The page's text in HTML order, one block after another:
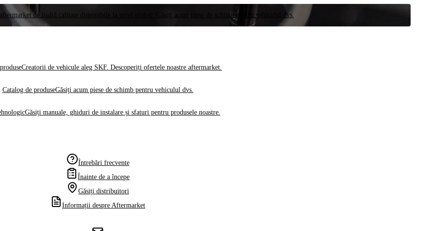
de înaltă calitate disponibile la nivel global. Găsiți acum piese de schimb pentru vehiculul dvs.
Creatorii de vehicule aleg SKF. Descoperiți ofertele noastre aftermarket.
Catalog de produseGăsiți acum piese de schimb pentru vehiculul dvs.
Găsiți manuale, ghiduri de instalare și sfaturi pentru produsele noastre.
Întrebări frecvente
Înainte de a începe
Găsiți distribuitori
Informații despre Aftermarket